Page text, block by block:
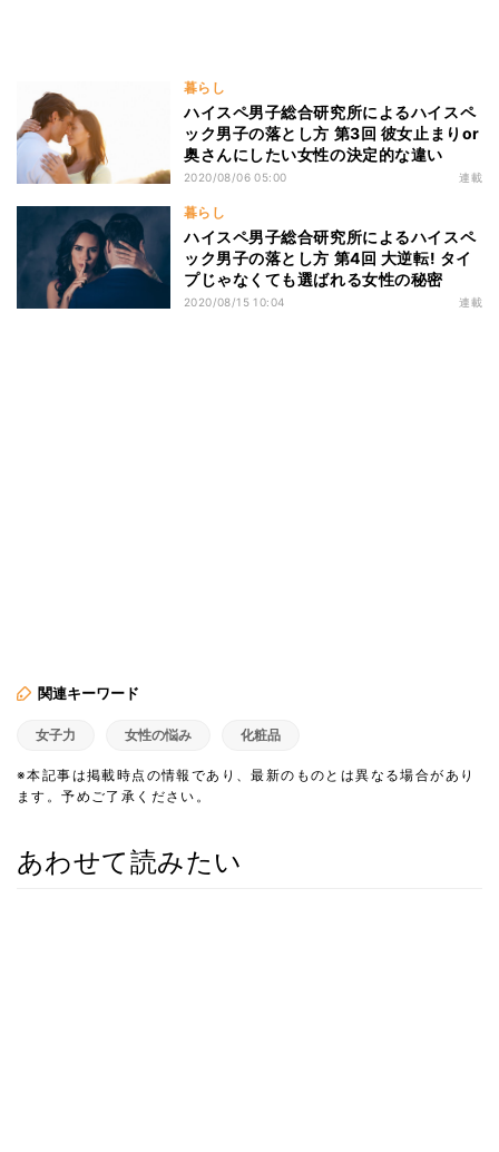
暮らし
ハイスペ男子総合研究所によるハイスペ
ック男子の落とし方 第3回 彼女止まりor
奥さんにしたい女性の決定的な違い
2020/08/06 05:00 連載
暮らし
ハイスペ男子総合研究所によるハイスペ
ック男子の落とし方 第4回 大逆転! タイ
プじゃなくても選ばれる女性の秘密
2020/08/15 10:04 連載
関連キーワード
女子力 女性の悩み 化粧品
※本記事は掲載時点の情報であり、最新のものとは異なる場合があり
ます。予めご了承ください。
あわせて読みたい